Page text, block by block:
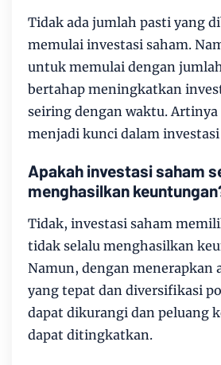
Tidak ada jumlah pasti yang
memulai investasi saham.
untuk memulai dengan
bertahap meningkatkan
seiring dengan waktu.
menjadi kunci dalam investasi
Apakah investasi saham
menghasilkan
Tidak, investasi saham
tidak selalu menghasilkan
Namun, dengan menerapkan
yang tepat dan diversifikasi
dapat dikurangi dan peluang
dapat ditingkatkan.